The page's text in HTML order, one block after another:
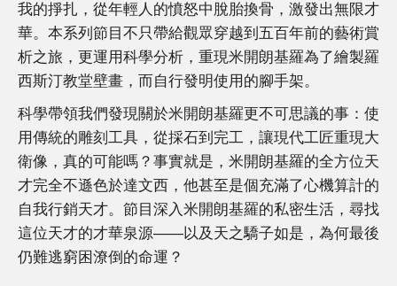
我的掙扎，從年輕人的憤怒中脫胎換骨，激發出無限才
華。本系列節目不只帶給觀眾穿越到五百年前的藝術賞
析之旅，更運用科學分析，重現米開朗基羅為了繪製羅
西斯汀教堂壁畫，而自行發明使用的腳手架。
科學帶領我們發現關於米開朗基羅更不可思議的事：使
用傳統的雕刻工具，從採石到完工，讓現代工匠重現大
衛像，真的可能嗎？事實就是，米開朗基羅的全方位天
才完全不遜色於達文西，他甚至是個充滿了心機算計的
自我行銷天才。節目深入米開朗基羅的私密生活，尋找
這位天才的才華泉源——以及天之驕子如是，為何最後
仍難逃窮困潦倒的命運？